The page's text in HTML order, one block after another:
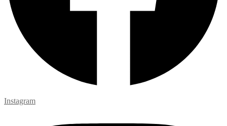
Instagram